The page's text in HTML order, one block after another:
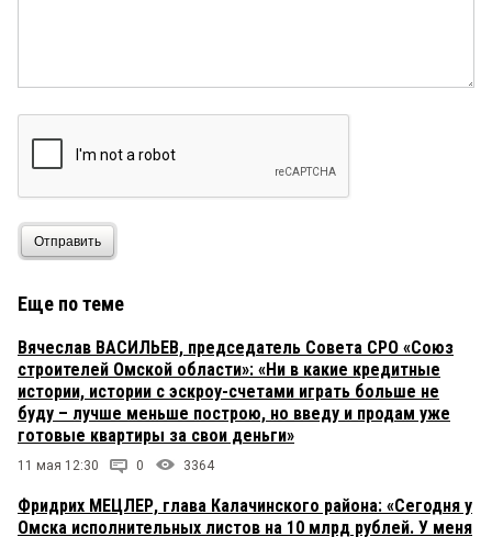
федерации и сморкался бы в тряпочку. Ничего не
ни от одного проекта область бюджета не
неосвоенные. Это не бездарность, а самое
очевидное вредительство (топтание на месте и
регресс).
Земляк
очень глупый!
Отправить
Еще по теме
Вячеслав ВАСИЛЬЕВ, председатель Совета СРО «Союз
строителей Омской области»: «Ни в какие кредитные
истории, истории с эскроу-счетами играть больше не
буду – лучше меньше построю, но введу и продам уже
готовые квартиры за свои деньги»
11 мая 12:30 0 3364
Фридрих МЕЦЛЕР, глава Калачинского района: «Сегодня у
Омска исполнительных листов на 10 млрд рублей. У меня